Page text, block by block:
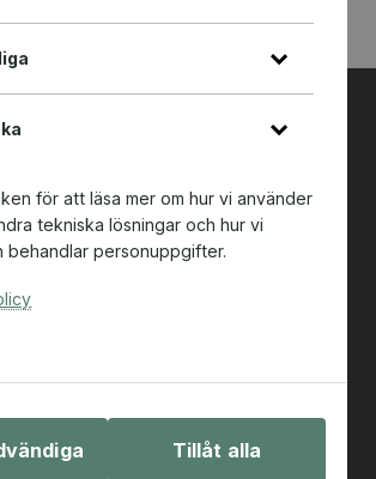
för att läsa mer om hur vi använder
tekniska lösningar och hur vi
behandlar personuppgifter.
Tillåt alla